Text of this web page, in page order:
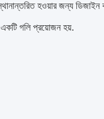
হওয়ার জন্য ডিজাইন
একটি গলি প্রয়োজন হয়.